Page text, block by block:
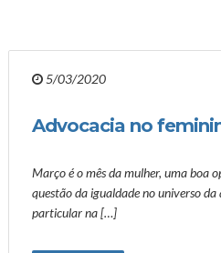
5/03/2020
Advocacia no
Março é o mês da mulher, uma boa
questão da igualdade no universo
particular na […]